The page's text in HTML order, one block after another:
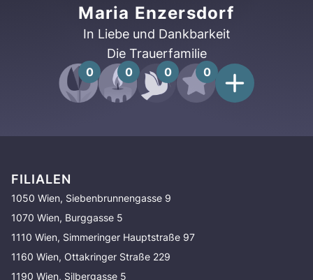
Maria Enzersdorf
In Liebe und Dankbarkeit
Die Trauerfamilie
0 0 0 0
FILIALEN
1050 Wien, Siebenbrunnengasse 9
1070 Wien, Burggasse 5
1110 Wien, Simmeringer Hauptstraße 97
1160 Wien, Ottakringer Straße 229
1190 Wien, Silbergasse 5